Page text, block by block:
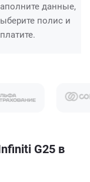
данные,
полис и
G25 в